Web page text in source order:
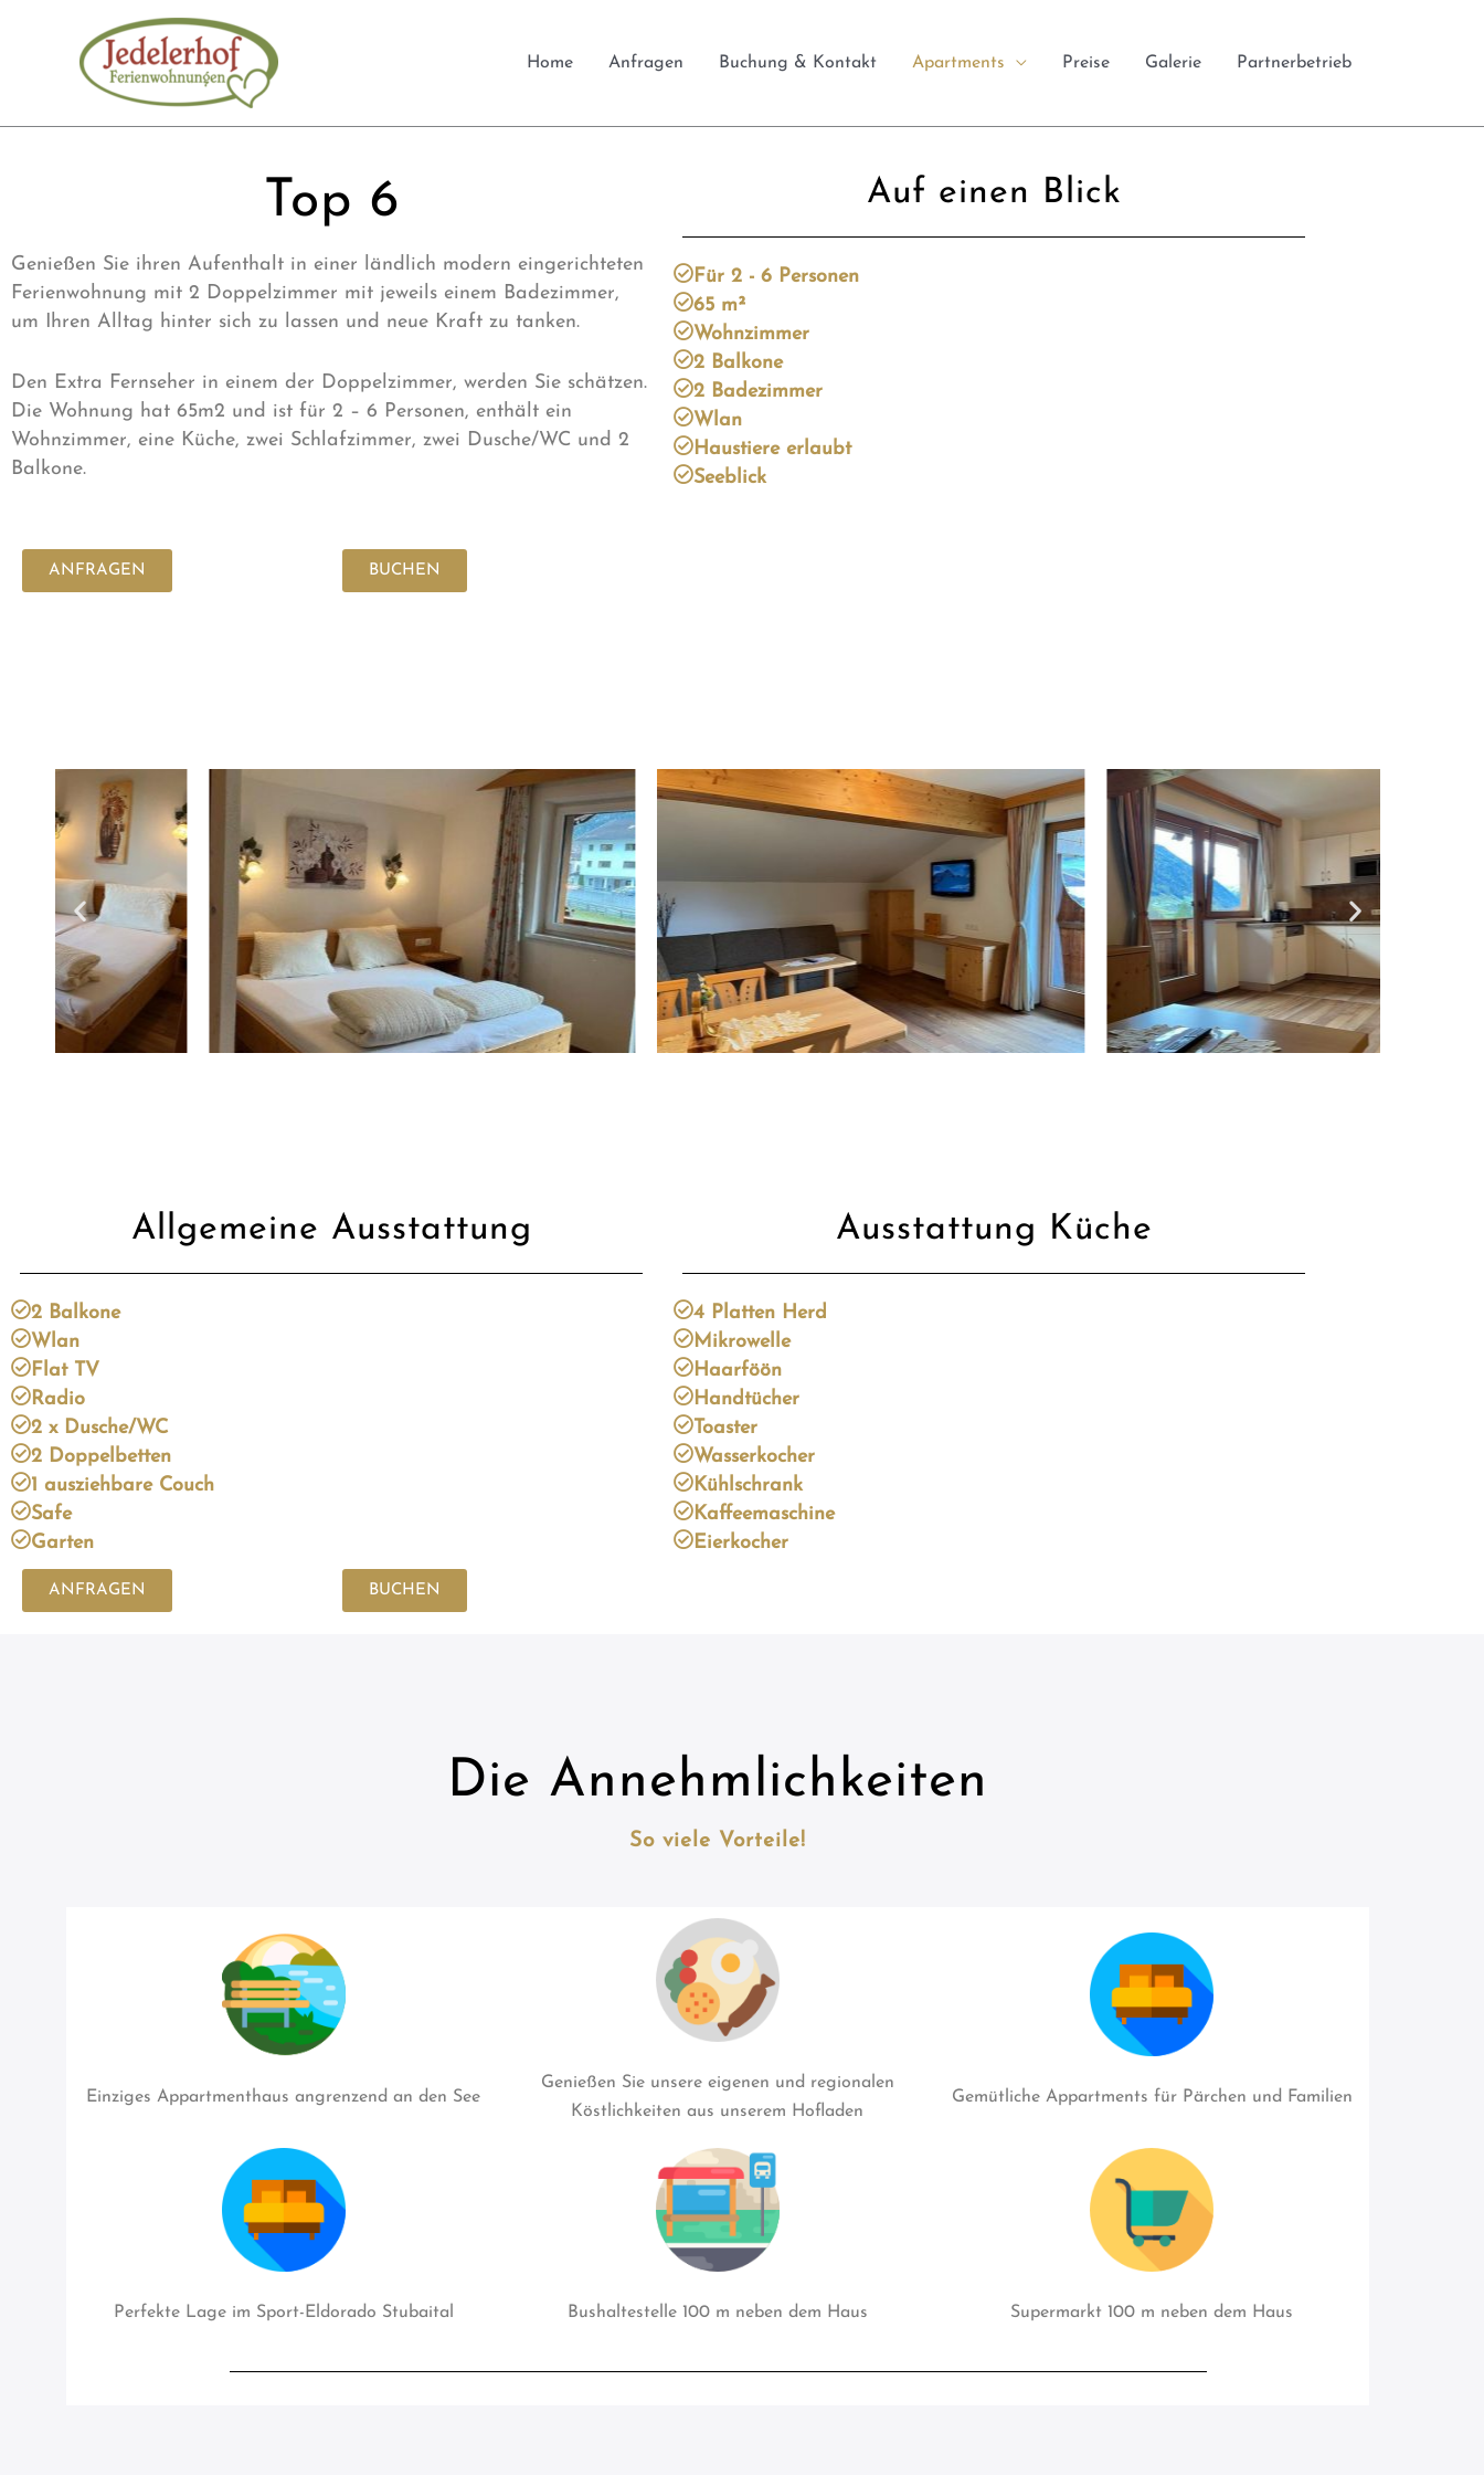
Home Anfragen Buchung & Kontakt Apartments Preise Galerie Partnerbetrieb
Top 6
Genießen Sie ihren Aufenthalt in einer ländlich modern eingerichteten
Ferienwohnung mit 2 Doppelzimmer mit jeweils einem Badezimmer,
um Ihren Alltag hinter sich zu lassen und neue Kraft zu tanken.
Den Extra Fernseher in einem der Doppelzimmer, werden Sie schätzen.
Die Wohnung hat 65m2 und ist für 2 – 6 Personen, enthält ein
Wohnzimmer, eine Küche, zwei Schlafzimmer, zwei Dusche/WC und 2
Balkone.
ANFRAGEN BUCHEN
Auf einen Blick
Für 2 - 6 Personen
65 m²
Wohnzimmer
2 Balkone
2 Badezimmer
Wlan
Haustiere erlaubt
Seeblick
Allgemeine Ausstattung
2 Balkone
Wlan
Flat TV
Radio
2 x Dusche/WC
2 Doppelbetten
1 ausziehbare Couch
Safe
Garten
ANFRAGEN BUCHEN
Ausstattung Küche
4 Platten Herd
Mikrowelle
Haarföön
Handtücher
Toaster
Wasserkocher
Kühlschrank
Kaffeemaschine
Eierkocher
Die Annehmlichkeiten
So viele Vorteile!
Einziges Appartmenthaus angrenzend an den See
Genießen Sie unsere eigenen und regionalen
Köstlichkeiten aus unserem Hofladen
Gemütliche Appartments für Pärchen und Familien
Perfekte Lage im Sport-Eldorado Stubaital Bushaltestelle 100 m neben dem Haus Supermarkt 100 m neben dem Haus